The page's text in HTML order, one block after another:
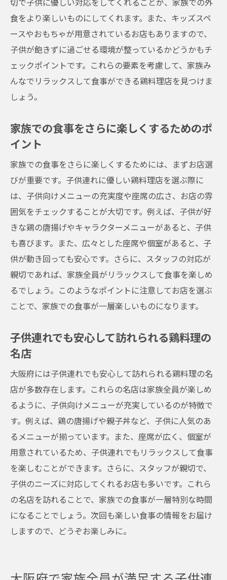
家族の絆を深める大阪府の子供連れにぴったり
な鶏料理店
家族で楽しむ特別メニューが魅力
親子のコミュニケーションが深まる食事環
境
店
大阪府で家族が一緒に楽しめる鶏料理店の
魅力
子供連れでも安心大阪府の鶏料理店で楽しい食
事体験
子供連れでも安心して楽しめる鶏料理店の
選び方
親子で楽しむ大阪府の鶏料理店
お子様向けの特別メニューが楽しめるお店
家族での外食がもっと楽しくなるポイント
大阪府内で親子の笑顔が溢れる鶏料理店
介
子供が喜ぶメニューが充実した鶏料理店
お子様連れに嬉しいサービスがあるお店
ファミリーで楽しい時間が過ごせる鶏料理
親子で楽しめるイベントやアクティビティ
を提供
安心して子供連れで訪れられるお店
大阪府での家族の外食がもっと楽しくなる
鶏料理店
食をより楽しいものにしてくれます。また、キッズスペ
ースやおもちゃが用意されているお店もありますので、
子供が飽きずに過ごせる環境が整っているかどうかもチ
ェックポイントです。これらの要素を考慮して、家族み
んなでリラックスして食事ができる鶏料理店を見つけま
しょう。
家族での食事をさらに楽しくするためのポ
イント
家族での食事をさらに楽しくするためには、まずお店選
びが重要です。子供連れに優しい鶏料理店を選ぶ際に
は、子供向けメニューの充実度や座席の広さ、お店の雰
囲気をチェックすることが大切です。例えば、子供が好
きな鶏の唐揚げやキャラクターメニューがあると、子供
も喜びます。また、広々とした座席や個室があると、子
供が動き回っても安心です。さらに、スタッフの対応が
親切であれば、家族全員がリラックスして食事を楽しめ
るでしょう。このようなポイントに注意してお店を選ぶ
ことで、家族での食事が一層楽しいものになります。
子供連れでも安心して訪れられる鶏料理の
名店
大阪府には子供連れでも安心して訪れられる鶏料理の名
店が多数存在します。これらの名店は家族全員が楽しめ
るように、子供向けメニューが充実しているのが特徴で
す。例えば、鶏の唐揚げや親子丼など、子供に人気のあ
るメニューが揃っています。また、座席が広く、個室が
用意されているため、子供連れでもリラックスして食事
を楽しむことができます。さらに、スタッフが親切で、
子供のニーズに対応してくれるお店も多いです。これら
の名店を訪れることで、家族での食事が一層特別な時間
になることでしょう。次回も楽しい食事の情報をお届け
しますので、どうぞお楽しみに。